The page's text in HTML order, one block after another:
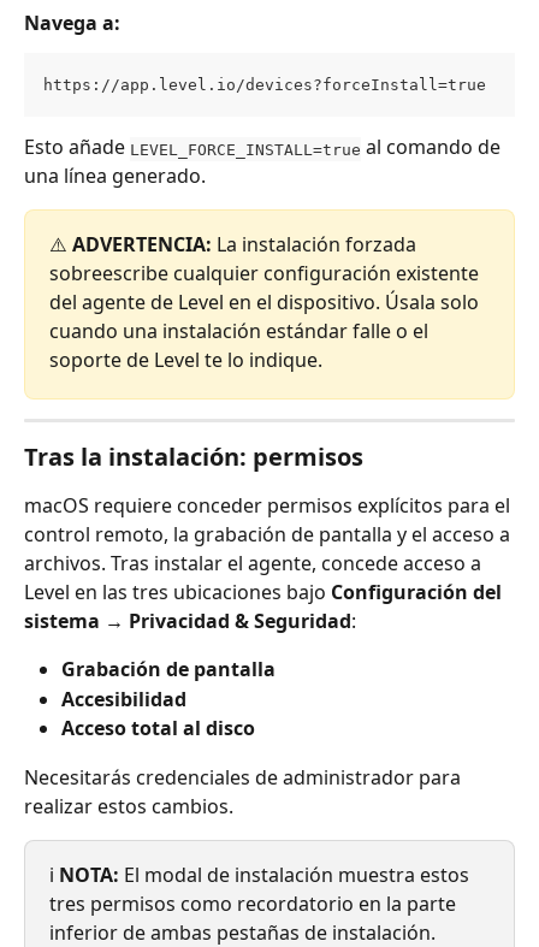
Navega a:
https://app.level.io/devices?forceInstall=true
Esto añade LEVEL_FORCE_INSTALL=true al comando de
una línea generado.
⚠️ ADVERTENCIA: La instalación forzada
sobreescribe cualquier configuración existente
del agente de Level en el dispositivo. Úsala solo
cuando una instalación estándar falle o el
soporte de Level te lo indique.
Tras la instalación: permisos
macOS requiere conceder permisos explícitos para el
control remoto, la grabación de pantalla y el acceso a
archivos. Tras instalar el agente, concede acceso a
Level en las tres ubicaciones bajo Configuración del
sistema → Privacidad & Seguridad:
Grabación de pantalla
Accesibilidad
Acceso total al disco
Necesitarás credenciales de administrador para
realizar estos cambios.
ℹ️ NOTA: El modal de instalación muestra estos
tres permisos como recordatorio en la parte
inferior de ambas pestañas de instalación.